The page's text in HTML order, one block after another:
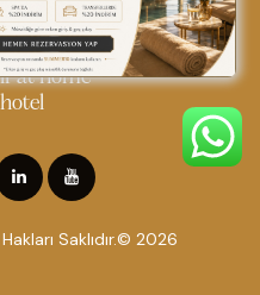
at home
Saklıdır.© 2026